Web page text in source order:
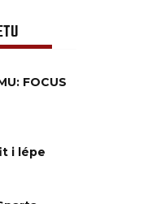
FOCUS
i lépe